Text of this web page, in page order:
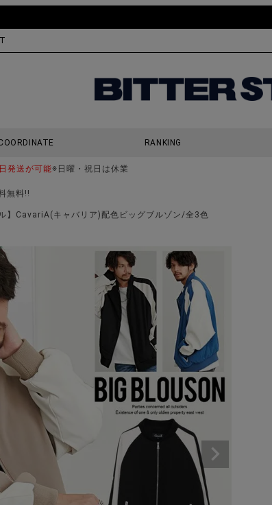
RANKING
発送が可能※日曜・祝日は休業
無料!!
】CavariA(キャバリア)配色ビッグブルゾン/全3色